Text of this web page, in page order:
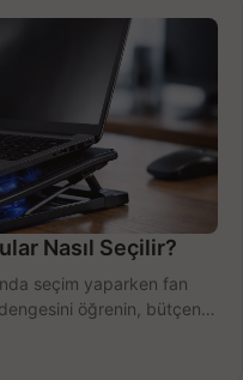
Nasıl Seçilir?
seçim yaparken fan
öğrenin, bütçenizi